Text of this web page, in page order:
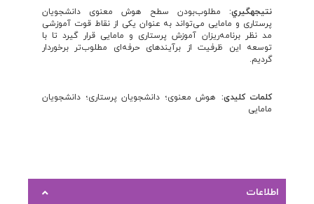
نتيجهگيري: مطلوب‌بودن سطح هوش معنوی دانشجویان
پرستاری و مامایی می‌تواند به عنوان یکی از نقاط قوت آموزشی
مد نظر برنامه‌ریزان آموزش پرستاری و مامایی قرار گیرد تا با
توسعه این ظرفیت از برآیندهای حرفه‌ای مطلوب‌تر برخوردار
گردیم.
کلمات کلیدی: هوش معنوی؛ دانشجویان پرستاری؛ دانشجویان
مامایی
اطلاعات